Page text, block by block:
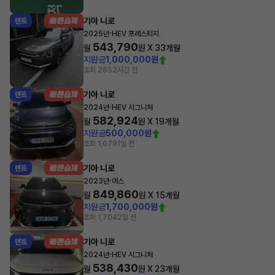
렌트 기아 니로
2025년· HEV 프레스티지
월 543,790원 X 33개월
지원금1,000,000원
조회 2852시간 전
렌트 기아 니로
2024년· HEV 시그니처
월 582,924원 X 19개월
지원금500,000원
조회 1,0791일 전
렌트 기아 니로
2023년·어스
월 849,860원 X 15개월
지원금1,700,000원
조회 1,7042일 전
렌트 기아 니로
2024년· HEV 시그니처
월 538,430원 X 23개월